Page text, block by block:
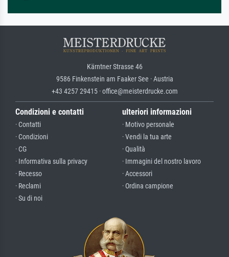
Kärntner Strasse 46
9586 Finkenstein am Faaker See · Austria
+43 4257 29415 · office@meisterdrucke.com
Condizioni e contatti
· Contatti
· Condizioni
· CG
· Informativa sulla privacy
· Recesso
· Reclami
· Su di noi
ulteriori informazioni
· Motivo personale
· Vendi la tua arte
· Qualità
· Immagini del nostro lavoro
· Accessori
· Ordina campione